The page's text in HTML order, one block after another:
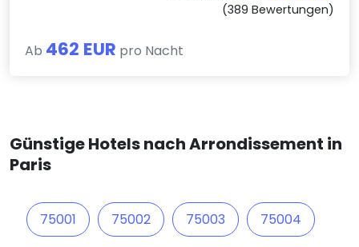
(389 Bewertungen)
Ab 462 EUR pro Nacht
Günstige Hotels nach Arrondissement in
Paris
75001 75002 75003 75004